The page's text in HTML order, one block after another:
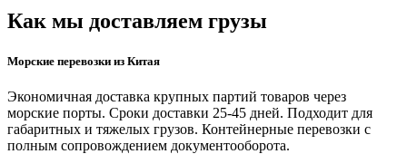
Как мы доставляем грузы
Морские перевозки из Китая
Экономичная доставка крупных партий товаров через
морские порты. Сроки доставки 25-45 дней. Подходит для
габаритных и тяжелых грузов. Контейнерные перевозки с
полным сопровождением документооборота.